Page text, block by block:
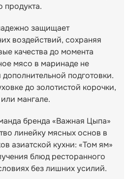
продукта.
защищает
воздействий, сохраняя
качества до момента
мясо в маринаде не
подготовки.
до золотистой корочки,
мангале.
бренда «Важная Цыпа»
линейку мясных основ в
азиатской кухни: «Том ям»
блюд ресторанного
без лишних усилий.